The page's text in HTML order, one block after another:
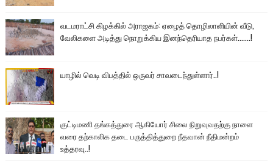
வடமராட்சி கிழக்கில் அராஜகம்: ஏழைத் தொழிலாளியின் வீடு,
வேலிகளை அடித்து நொறுக்கிய இனந்தெரியாத நபர்கள்.......!
யாழில் வெடி விபத்தில் ஒருவர் சாவடைந்துள்ளார்..!
குட்டிமணி தங்கத்துரை ஆகியோர் சிலை நிறுவுவதற்கு நாளை
வரை தற்காலிக தடை பருத்தித்துறை நீதவான் நீதிமன்றம்
உத்தரவு..!